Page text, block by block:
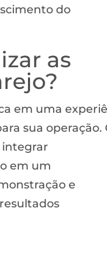
do
as
?
em uma
sua operação.
integrar
em um
e